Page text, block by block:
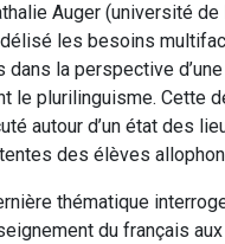
Auger (université
les besoins
la perspective
le plurilinguisme. Cette
autour d’un état des
des élèves
thématique
du français